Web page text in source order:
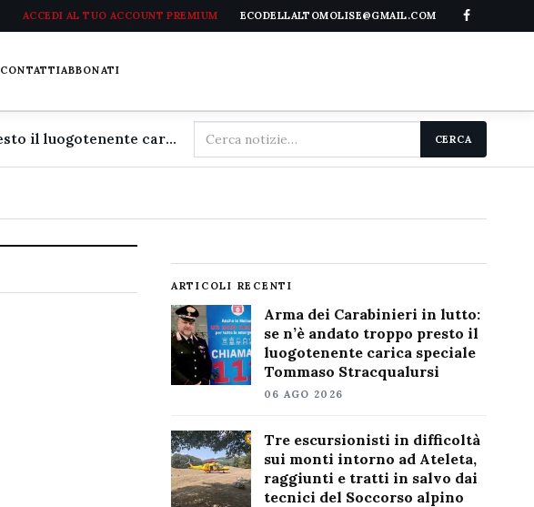
ACCEDI AL TUO ACCOUNT PREMIUM ECODELLALTOMOLISE@GMAIL.COM
CONTATTIABBONATI
Arma dei Carabinieri in lutto: se n'è andato troppo presto il luogotenente carica speciale Tommaso Stracqualursi
Cerca
nel
CERCA
ARTICOLI RECENTI
Arma dei Carabinieri in lutto:
se n’è andato troppo presto il
luogotenente carica speciale
Tommaso Stracqualursi
06 AGO 2026
Tre escursionisti in difficoltà
sui monti intorno ad Ateleta,
raggiunti e tratti in salvo dai
tecnici del Soccorso alpino